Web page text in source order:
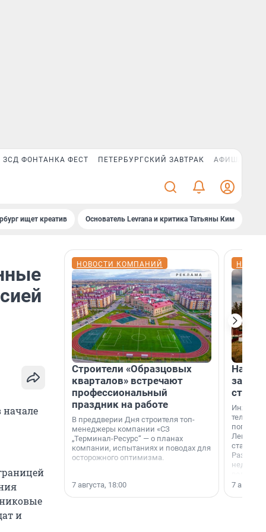
ЗСД ФОНТАНКА ФЕСТ ПЕТЕРБУРГСКИЙ ЗАВТРАК АФИША PLUS
ищет креатив Основатель Levrana и критика Татьяны Ким
начале
и
НОВОСТИ КОМПАНИЙ
Строители «Образцовых
кварталов» встречают
профессиональный
праздник на работе
В преддверии Дня строителя топ-
менеджеры компании «СЗ
„Терминал-Ресурс“ — о планах
компании, испытаниях и поводах для
осторожного оптимизма.
7 августа, 18:00
На
станции
7